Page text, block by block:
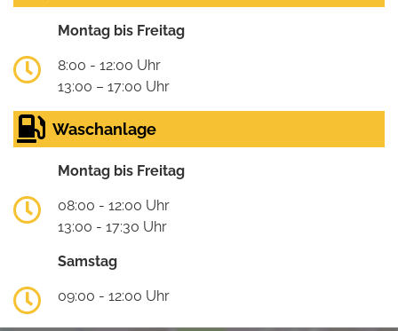
Montag bis Freitag
8:00 - 12:00 Uhr
13:00 – 17:00 Uhr
Waschanlage
Montag bis Freitag
08:00 - 12:00 Uhr
13:00 - 17:30 Uhr
Samstag
09:00 - 12:00 Uhr